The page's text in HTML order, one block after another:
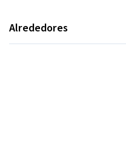
Alrededores